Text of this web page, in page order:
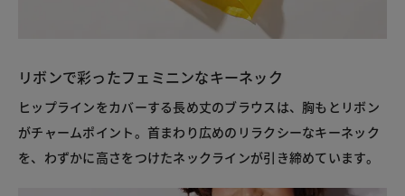
リボンで彩ったフェミニンなキーネック
ヒップラインをカバーする長め丈のブラウスは、胸もとリボン
がチャームポイント。首まわり広めのリラクシーなキーネック
を、わずかに高さをつけたネックラインが引き締めています。